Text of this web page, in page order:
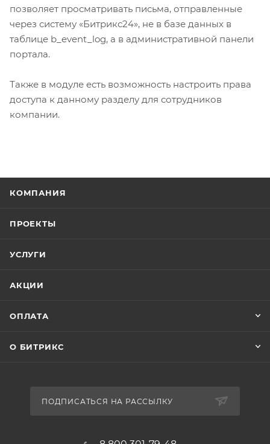
позволяет просматривать письма, отправленные
через систему «Битрикс24», не в базе данных в
таблице b_event_log, а в административной панели
портала.
Также в модуле есть возможность настроить права
доступа к данному разделу для сотрудников
компании.
КОМПАНИЯ
ПРОЕКТЫ
УСЛУГИ
АКЦИИ
ОПЛАТА
О БИТРИКС
ПОДПИСАТЬСЯ НА РАССЫЛКУ